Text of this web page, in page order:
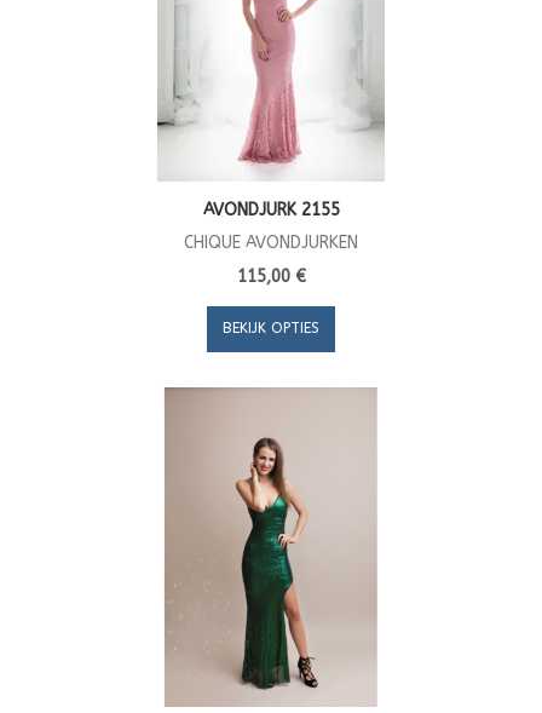
AVONDJURK 2155
CHIQUE AVONDJURKEN
115,00 €
BEKIJK OPTIES